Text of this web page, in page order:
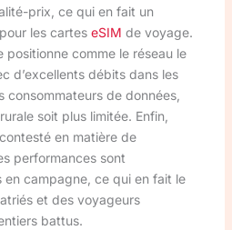
prix, ce qui en fait un
les cartes eSIM de voyage.
positionne comme le réseau le
d’excellents débits dans les
consommateurs de données,
soit plus limitée. Enfin,
en matière de
performances sont
campagne, ce qui en fait le
et des voyageurs
battus.